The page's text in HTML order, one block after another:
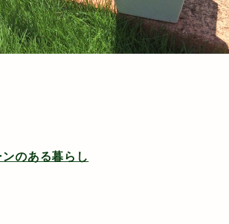
のある暮らし